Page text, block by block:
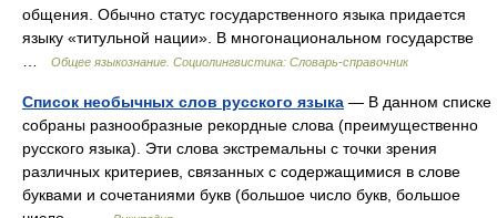
общения. Обычно статус государственного языка придается
языку «титульной нации». В многонациональном государстве
Общее языкознание. Социолингвистика: Словарь-справочник
Список необычных слов русского языка — В данном списке
собраны разнообразные рекордные слова (преимущественно
русского языка). Эти слова экстремальны с точки зрения
различных критериев, связанных с содержащимися в слове
буквами и сочетаниями букв (большое число букв, большое